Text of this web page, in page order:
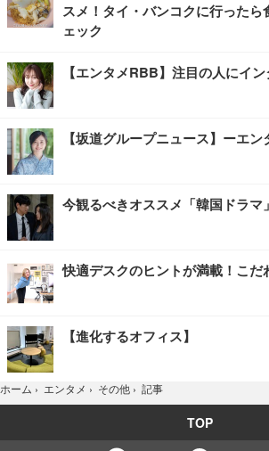
スメ！タイ・バンコクに行った
ェック
【エンタメRBB】注目の人にイ
【坂道グループニュース】ーエ
今観るべきオススメ「韓国ドラマ」
快適デスクのヒントが満載！こだ
【進化するオフィス】
ホーム › エンタメ › その他 › 記事
TOP